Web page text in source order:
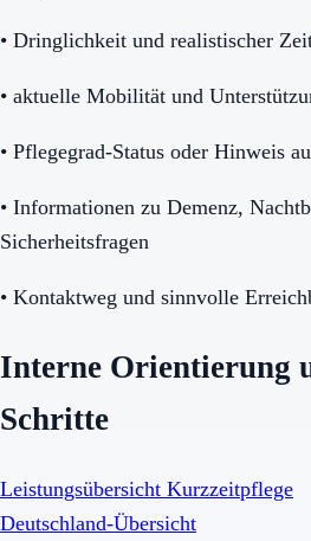
• Dringlichkeit und realistischer
• aktuelle Mobilität und
• Pflegegrad-Status oder Hinweis
• Informationen zu Demenz,
Sicherheitsfragen
• Kontaktweg und sinnvolle
Interne Orientierung
Schritte
Leistungsübersicht Kurzzeitpflege
Deutschland-Übersicht